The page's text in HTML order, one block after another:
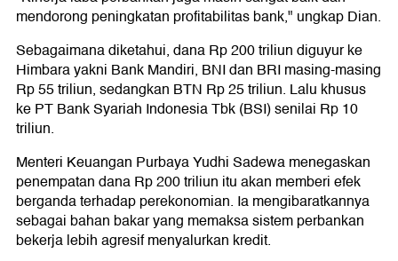
mendorong peningkatan profitabilitas bank," ungkap Dian.
Sebagaimana diketahui, dana Rp 200 triliun diguyur ke
Himbara yakni Bank Mandiri, BNI dan BRI masing-masing
Rp 55 triliun, sedangkan BTN Rp 25 triliun. Lalu khusus
ke PT Bank Syariah Indonesia Tbk (BSI) senilai Rp 10
triliun.
Menteri Keuangan Purbaya Yudhi Sadewa menegaskan
penempatan dana Rp 200 triliun itu akan memberi efek
berganda terhadap perekonomian. Ia mengibaratkannya
sebagai bahan bakar yang memaksa sistem perbankan
bekerja lebih agresif menyalurkan kredit.